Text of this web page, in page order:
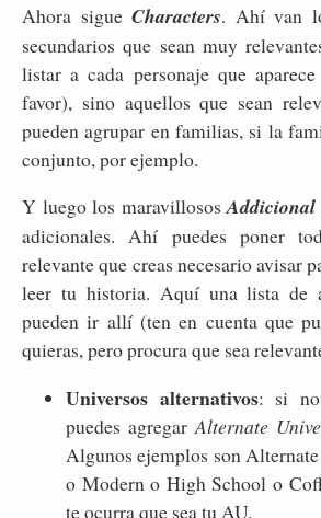
Ahora sigueCharacters. Ahí van
secundarios que sean muy
listar a cada personaje que
favor), sino aquellos que sean
pueden agrupar en familias, si la
conjunto, por ejemplo.
Y luego los maravillososAddicional
adicionales. Ahí puedes poner
relevante que creas necesario avisar
leer tu historia. Aquí una lista de
pueden ir allí (ten en cuenta que
quieras, pero procura que sea
Universos alternativos: si no
puedes agregarAlternate
Algunos ejemplos son
o Modern o High School o
te ocurra que sea tu AU.